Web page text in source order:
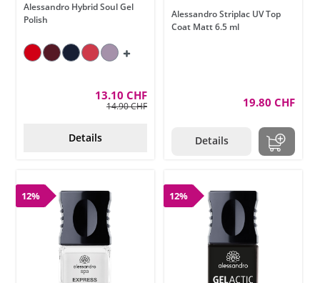
Alessandro Hybrid Soul Gel
Polish
13.10 CHF
14.90 CHF
Details
Alessandro Striplac UV Top
Coat Matt 6.5 ml
19.80 CHF
Details
12% 12%